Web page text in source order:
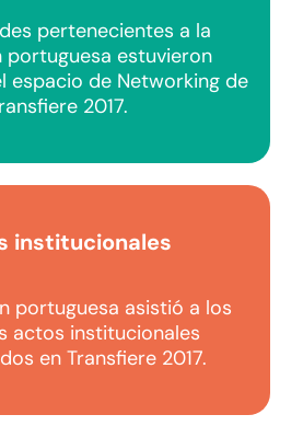
pertenecientes a la
portuguesa estuvieron
espacio de Networking de
2017.
institucionales
portuguesa asistió a los
actos institucionales
en Transfiere 2017.